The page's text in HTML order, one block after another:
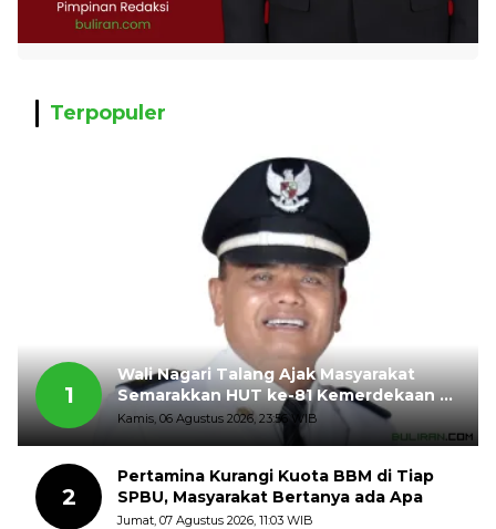
Terpopuler
1
Wali Nagari Talang Ajak Masyarakat
Semarakkan HUT ke-81 Kemerdekaan RI
dengan Mengibarkan Bendera Merah
Putih
Kamis, 06 Agustus 2026, 23:56 WIB
2
Pertamina Kurangi Kuota BBM di Tiap
SPBU, Masyarakat Bertanya ada Apa
Jumat, 07 Agustus 2026, 11:03 WIB